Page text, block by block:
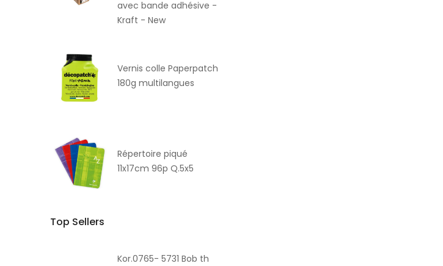
avec bande adhésive -
Kraft - New
Vernis colle Paperpatch
180g multilangues
Répertoire piqué
11x17cm 96p Q.5x5
Top Sellers
Kor.0765- 5731 Bob th